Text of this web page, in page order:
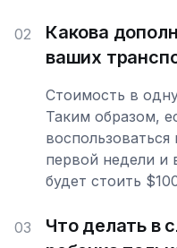
02
Какова
ваших
Стоимость в
Таким образом,
первой недели и
будет стоить
03
Что делать в